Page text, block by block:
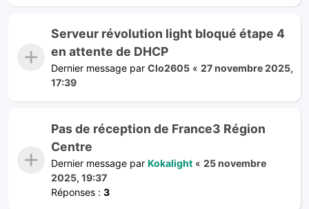
Serveur révolution light bloqué étape 4
en attente de DHCP
Dernier message par Clo2605 « 27 novembre 2025,
17:39
Pas de réception de France3 Région
Centre
Dernier message par Kokalight « 25 novembre
2025, 19:37
Réponses : 3